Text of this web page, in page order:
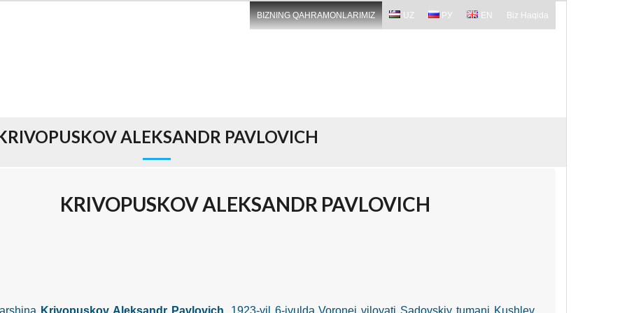
BIZNING QAHRAMONLARIMIZ UZ РУ EN Biz Haqida
ALEKSANDR PAVLOVICH
KRIVOPUSKOV ALEKSANDR PAVLOVICH